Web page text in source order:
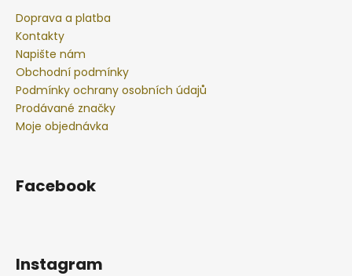
Doprava a platba
Kontakty
Napište nám
Obchodní podmínky
Podmínky ochrany osobních údajů
Prodávané značky
Moje objednávka
Facebook
Instagram